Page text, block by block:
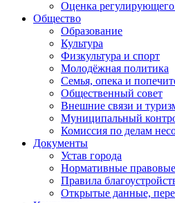
Оценка регулирующего
Общество
Образование
Культура
Физкультура и спорт
Молодёжная политика
Семья, опека и
Общественный совет
Внешние связи и
Муниципальный
Комиссия по делам
Документы
Устав города
Нормативные
Правила
Открытые данные,